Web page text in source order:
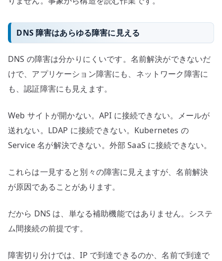
DNS 障害はあらゆる障害に見える
DNS の障害は分かりにくいです。名前解決ができないだ
けで、アプリケーション障害にも、ネットワーク障害に
も、認証障害にも見えます。
Web サイトが開かない。API に接続できない。メールが
送れない。LDAP に接続できない。Kubernetes の
Service 名が解決できない。外部 SaaS に接続できない。
これらは一見すると別々の障害に見えますが、名前解決
が原因であることがあります。
だから DNS は、単なる補助機能ではありません。システ
ム間接続の前提です。
障害切り分けでは、IP で到達できるのか、名前で到達で